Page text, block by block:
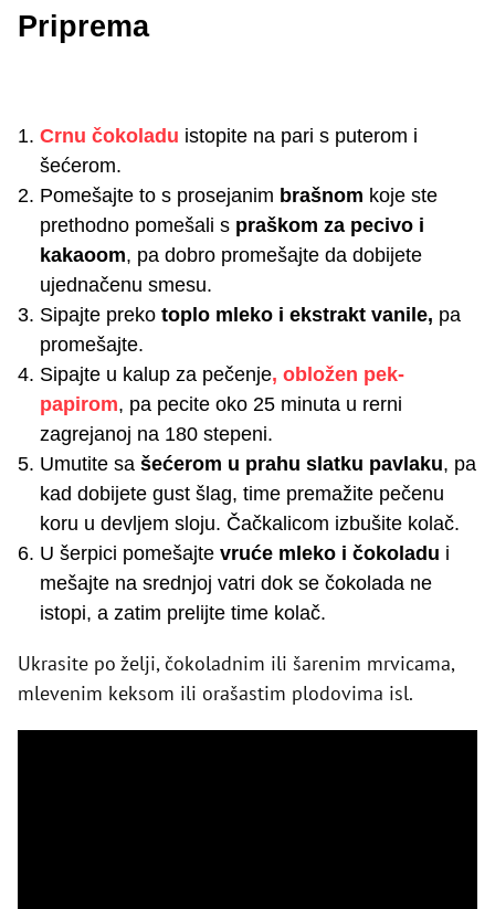
Priprema
Crnu čokoladu istopite na pari s puterom i
šećerom.
Pomešajte to s prosejanim brašnom koje ste
prethodno pomešali s praškom za pecivo i
kakaoom, pa dobro promešajte da dobijete
ujednačenu smesu.
Sipajte preko toplo mleko i ekstrakt vanile, pa
promešajte.
Sipajte u kalup za pečenje, obložen pek-
papirom, pa pecite oko 25 minuta u rerni
zagrejanoj na 180 stepeni.
Umutite sa šećerom u prahu slatku pavlaku, pa
kad dobijete gust šlag, time premažite pečenu
koru u devljem sloju. Čačkalicom izbušite kolač.
U šerpici pomešajte vruće mleko i čokoladu i
mešajte na srednjoj vatri dok se čokolada ne
istopi, a zatim prelijte time kolač.
Ukrasite po želji, čokoladnim ili šarenim mrvicama,
mlevenim keksom ili orašastim plodovima isl.